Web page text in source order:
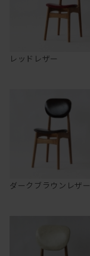
レッドレザー
ダークブラウンレザー